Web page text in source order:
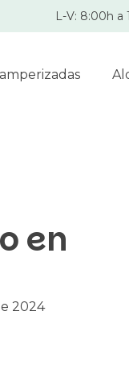
L-V: 8:00h a
en
2024